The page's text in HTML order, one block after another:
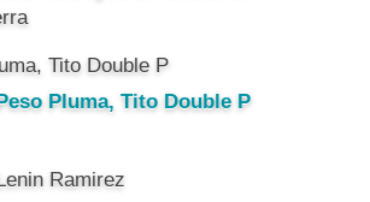
Pluma, Tito Double P